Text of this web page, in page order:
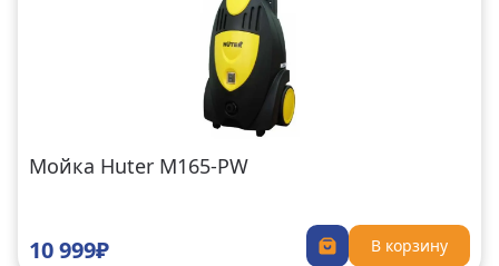
Мойка Huter M165-PW
10 999₽ В корзину